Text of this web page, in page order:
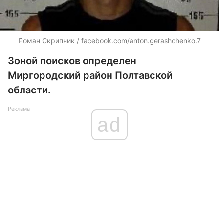
Роман Скрипник / facebook.com/anton.gerashchenko.7
Зоной поисков определен
Миргородский район Полтавской
области.
Реклама
ad